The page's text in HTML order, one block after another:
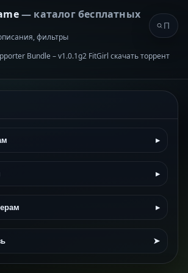
— каталог бесплатных
фильтры
Bundle – v1.0.1g2 FitGirl скачать торрент
▸
▸
▸
➤